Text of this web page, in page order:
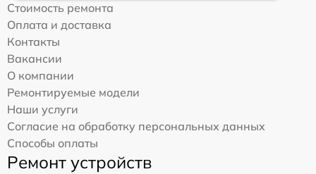
Стоимость ремонта
Оплата и доставка
Контакты
Вакансии
О компании
Ремонтируемые модели
Наши услуги
Согласие на обработку персональных данных
Способы оплаты
Ремонт устройств